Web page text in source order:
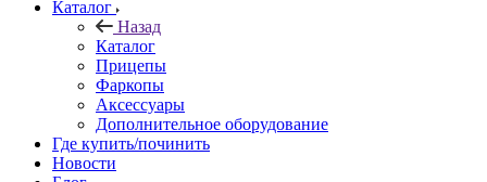
Каталог
Назад
Каталог
Прицепы
Фаркопы
Аксессуары
Дополнительное оборудование
Где купить/починить
Новости